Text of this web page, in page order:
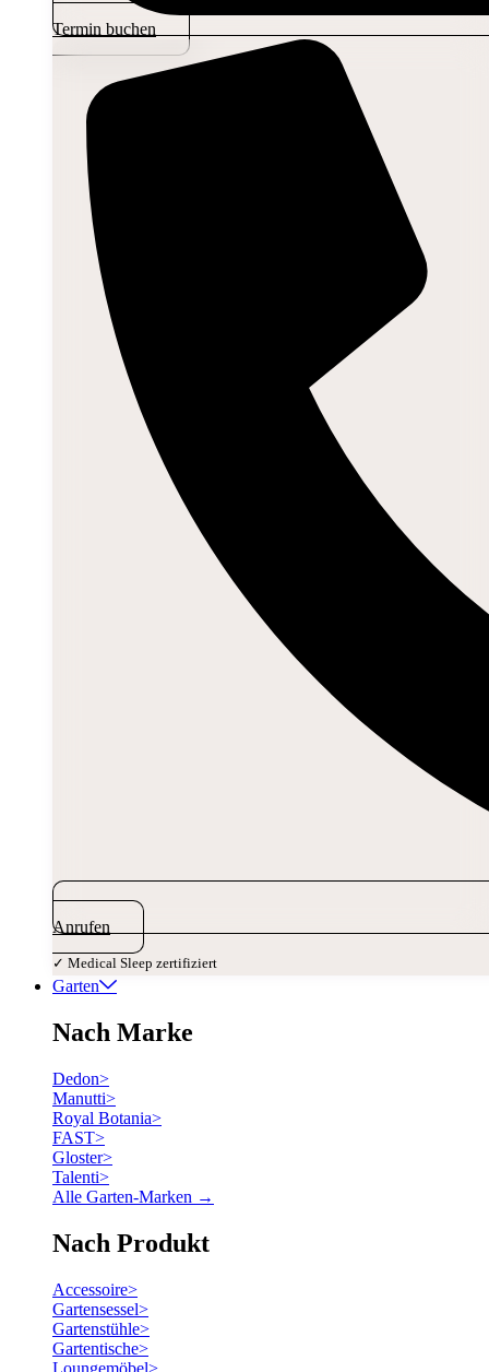
Termin buchen
Anrufen
✓ Medical Sleep zertifiziert
Garten
Nach Marke
Dedon>
Manutti>
Royal Botania>
FAST>
Gloster>
Talenti>
Alle Garten-Marken →
Nach Produkt
Accessoire>
Gartensessel>
Gartenstühle>
Gartentische>
Loungemöbel>